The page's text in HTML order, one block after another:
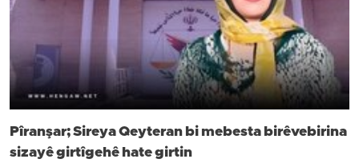
Pîranşar; Sireya Qeyteran bi mebesta birêvebirina
sizayê girtîgehê hate girtin